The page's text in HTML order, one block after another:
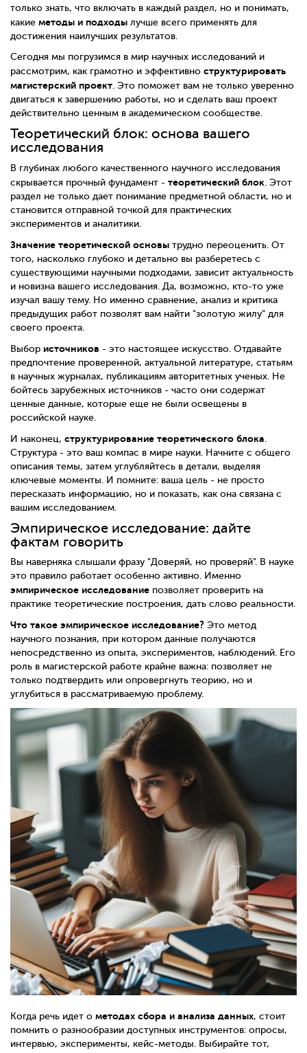
только знать, что включать в каждый раздел, но и понимать,
какие методы и подходы лучше всего применять для
достижения наилучших результатов.
Сегодня мы погрузимся в мир научных исследований и
рассмотрим, как грамотно и эффективно структурировать
магистерский проект. Это поможет вам не только уверенно
двигаться к завершению работы, но и сделать ваш проект
действительно ценным в академическом сообществе.
Теоретический блок: основа вашего
исследования
В глубинах любого качественного научного исследования
скрывается прочный фундамент - теоретический блок . Этот
раздел не только дает понимание предметной области, но и
становится отправной точкой для практических
экспериментов и аналитики.
Значение теоретической основы трудно переоценить. От
того, насколько глубоко и детально вы разберетесь с
существующими научными подходами, зависит актуальность
и новизна вашего исследования. Да, возможно, кто-то уже
изучал вашу тему. Но именно сравнение, анализ и критика
предыдущих работ позволят вам найти "золотую жилу" для
своего проекта.
Выбор источников - это настоящее искусство. Отдавайте
предпочтение проверенной, актуальной литературе, статьям
в научных журналах, публикациям авторитетных ученых. Не
бойтесь зарубежных источников - часто они содержат
ценные данные, которые еще не были освещены в
российской науке.
И наконец, структурирование теоретического блока
Структура - это ваш компас в мире науки. Начните с общего
описания темы, затем углубляйтесь в детали, выделяя
ключевые моменты. И помните: ваша цель - не просто
пересказать информацию, но и показать, как она связана с
вашим исследованием.
Эмпирическое исследование: дайте
фактам говорить
Вы наверняка слышали фразу "Доверяй, но проверяй". В науке
это правило работает особенно активно. Именно
эмпирическое исследование позволяет проверить на
практике теоретические построения, дать слово реальности.
Что такое эмпирическое исследование? Это метод
научного познания, при котором данные получаются
непосредственно из опыта, экспериментов, наблюдений. Его
роль в магистерской работе крайне важна: позволяет не
только подтвердить или опровергнуть теорию, но и
углубиться в рассматриваемую проблему.
Когда речь идет о методах сбора и анализа данных, стоит
помнить о разнообразии доступных инструментов: опросы,
интервью, эксперименты, кейс-методы. Выбирайте тот,